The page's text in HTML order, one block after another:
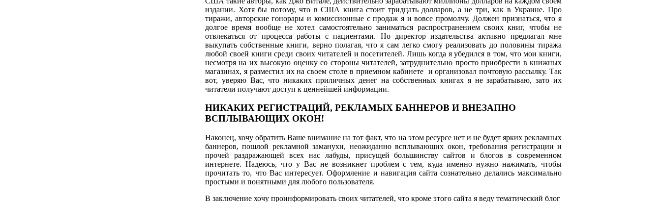
издании. Хотя бы потому, что в США книга стоит тридцать долларов, а не три, как в Украине. Про
тиражи, авторские гонорары и комиссионные с продаж я и вовсе промолчу. Должен признаться, что я
долгое время вообще не хотел самостоятельно заниматься распространением своих книг, чтобы не
отвлекаться от процесса работы с пациентами. Но директор издательства активно предлагал мне
выкупать собственные книги, верно полагая, что я сам легко смогу реализовать до половины тиража
любой своей книги среди своих читателей и посетителей. Лишь когда я убедился в том, что мои книги,
несмотря на их высокую оценку со стороны читателей, затруднительно просто приобрести в книжных
магазинах, я разместил их на своем столе в приемном кабинете и организовал почтовую рассылку. Так
вот, уверяю Вас, что никаких приличных денег на собственных книгах я не зарабатываю, зато их
читатели получают доступ к ценнейшей информации.
НИКАКИХ РЕГИСТРАЦИЙ, РЕКЛАМЫХ БАННЕРОВ И ВНЕЗАПНО
ВСПЛЫВАЮЩИХ ОКОН!
Наконец, хочу обратить Ваше внимание на тот факт, что на этом ресурсе нет и не будет ярких рекламных
баннеров, пошлой рекламной заманухи, неожиданно всплывающих окон, требования регистрации и
прочей раздражающей всех нас лабуды, присущей большинству сайтов и блогов в современном
интернете. Надеюсь, что у Вас не возникнет проблем с тем, куда именно нужно нажимать, чтобы
прочитать то, что Вас интересует. Оформление и навигация сайта сознательно делались максимально
простыми и понятными для любого пользователя.
В заключение хочу проинформировать своих читателей, что кроме этого сайта я веду тематический блог